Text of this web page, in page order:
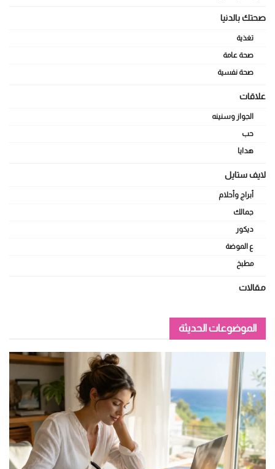
صحتك بالدنيا
تغذية
صحة عامة
صحة نفسية
علاقات
الجواز وسنينه
حب
هدايا
لايف ستايل
أبراج وأحلام
جمالك
ديكور
ع الموضة
مطبخ
مقالات
الموضوعات الحديثة